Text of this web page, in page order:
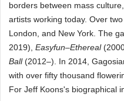
borders between mass
artists working today. Over
London, and New York. The
2019), Easyfun–Ethereal
Ball(2012–). In 2014,
with over fifty thousand
For Jeff Koons's biographical